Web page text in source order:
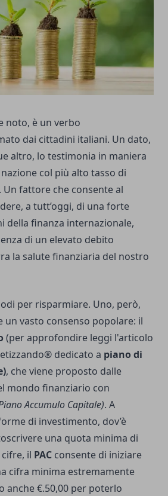
noto, è un verbo
dai cittadini italiani. Un dato,
altro, lo testimonia in maniera
nazione col più alto tasso di
. Un fattore che consente al
a tutt’oggi, di una forte
della finanza internazionale,
di un elevato debito
la salute finanziaria del nostro
per risparmiare. Uno, però,
vasto consenso popolare: il
(per approfondire leggi l'articolo
dedicato a piano di
), che viene proposto dalle
mondo finanziario con
Accumulo Capitale). A
di investimento, dov’è
una quota minima di
il PAC consente di iniziare
cifra minima estremamente
anche €.50,00 per poterlo